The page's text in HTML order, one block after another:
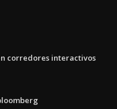
corredores interactivos